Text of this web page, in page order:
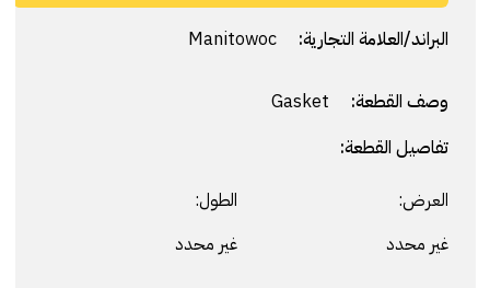
البراند/العلامة التجارية: Manitowoc
وصف القطعة:
تفاصيل القطعة:
العرض:
غير محدد
الطول:
غير محدد